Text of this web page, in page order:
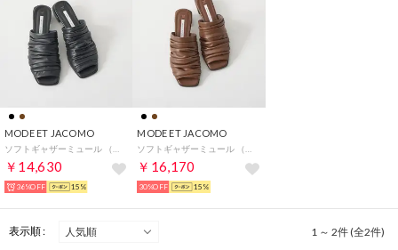
MODE ET JACOMO
￥14,630
36%OFF 15%
MODE ET JACOMO
￥16,170
30%OFF 15%
表示順 : 1 ～ 2件 (全2件)